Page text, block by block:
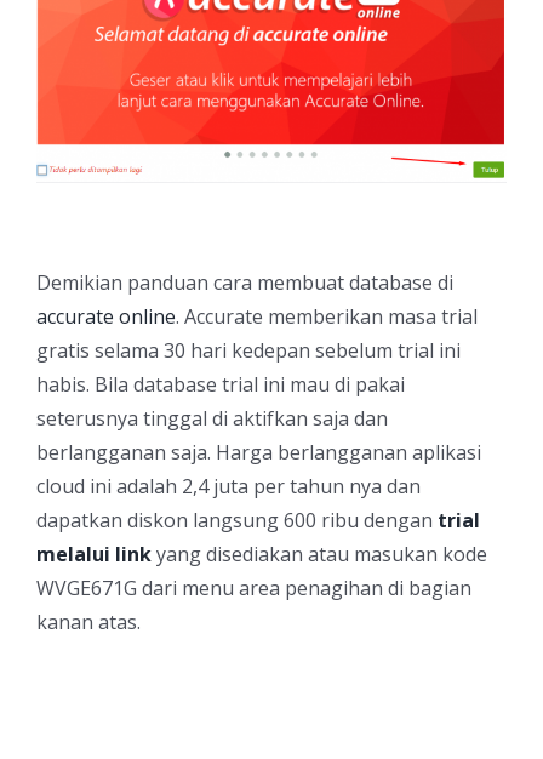
Demikian panduan cara membuat database di
accurate online. Accurate memberikan masa trial
gratis selama 30 hari kedepan sebelum trial ini
habis. Bila database trial ini mau di pakai
seterusnya tinggal di aktifkan saja dan
berlangganan saja. Harga berlangganan aplikasi
cloud ini adalah 2,4 juta per tahun nya dan
dapatkan diskon langsung 600 ribu dengan trial
melalui linkyang disediakan atau masukan kode
WVGE671G dari menu area penagihan di bagian
kanan atas.